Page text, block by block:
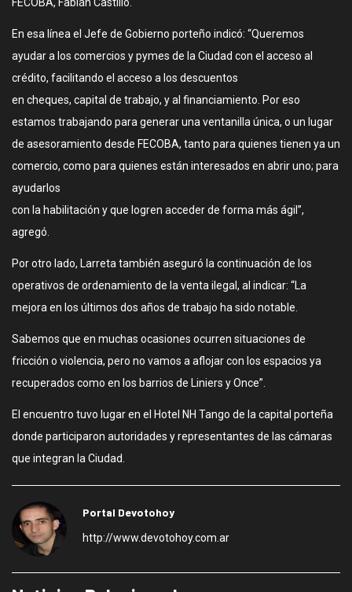
En esa línea el Jefe de Gobierno porteño indicó: “Queremos
ayudar a los comercios y pymes de la Ciudad con el acceso al
crédito, facilitando el acceso a los descuentos
en cheques, capital de trabajo, y al financiamiento. Por eso
estamos trabajando para generar una ventanilla única, o un lugar
de asesoramiento desde FECOBA, tanto para quienes tienen ya un
comercio, como para quienes están interesados en abrir uno; para
ayudarlos
con la habilitación y que logren acceder de forma más ágil”,
agregó.
Por otro lado, Larreta también aseguró la continuación de los
operativos de ordenamiento de la venta ilegal, al indicar: “La
mejora en los últimos dos años de trabajo ha sido notable.
Sabemos que en muchas ocasiones ocurren situaciones de
fricción o violencia, pero no vamos a aflojar con los espacios ya
recuperados como en los barrios de Liniers y Once”.
El encuentro tuvo lugar en el Hotel NH Tango de la capital porteña
donde participaron autoridades y representantes de las cámaras
que integran la Ciudad.
Portal Devotohoy
http://www.devotohoy.com.ar